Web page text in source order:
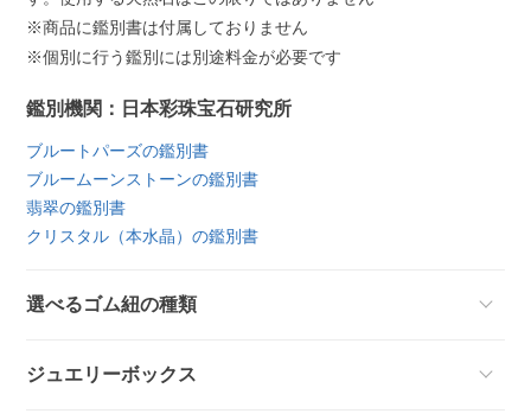
※商品に鑑別書は付属しておりません
※個別に行う鑑別には別途料金が必要です
鑑別機関：日本彩珠宝石研究所
ブルートパーズの鑑別書
ブルームーンストーンの鑑別書
翡翠の鑑別書
クリスタル（本水晶）の鑑別書
選べるゴム紐の種類
ジュエリーボックス